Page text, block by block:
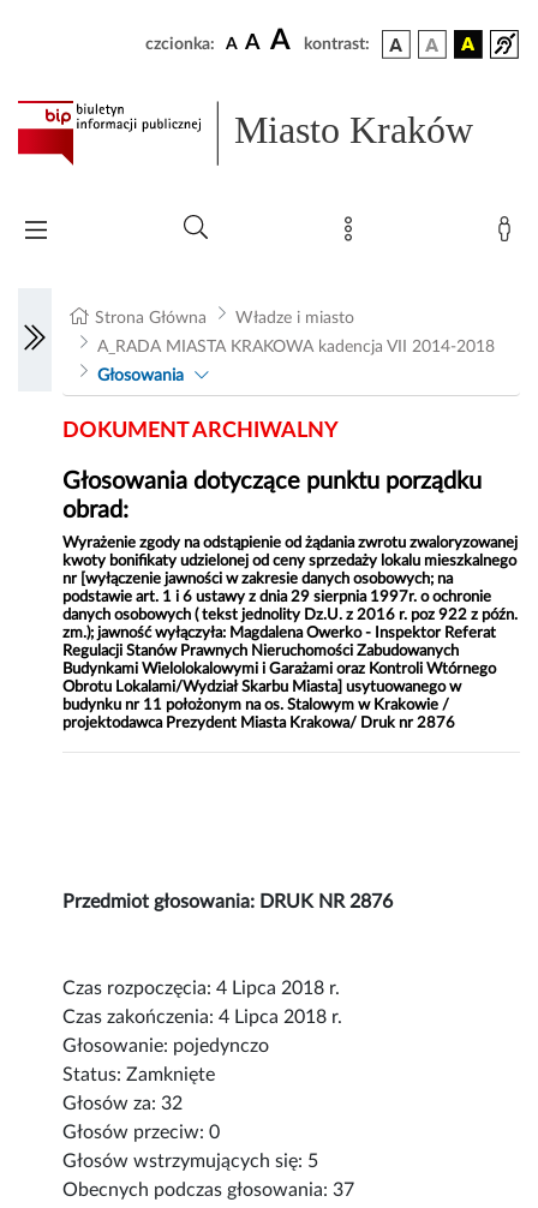
czcionka: A A A kontrast:
Miasto Kraków
Strona Główna
Władze i miasto
A_RADA MIASTA KRAKOWA kadencja VII 2014-2018
Głosowania
DOKUMENT ARCHIWALNY
Głosowania dotyczące punktu porządku
obrad:
Wyrażenie zgody na odstąpienie od żądania zwrotu zwaloryzowanej
kwoty bonifikaty udzielonej od ceny sprzedaży lokalu mieszkalnego
nr [wyłączenie jawności w zakresie danych osobowych; na
podstawie art. 1 i 6 ustawy z dnia 29 sierpnia 1997r. o ochronie
danych osobowych ( tekst jednolity Dz.U. z 2016 r. poz 922 z późn.
zm.); jawność wyłączyła: Magdalena Owerko - Inspektor Referat
Regulacji Stanów Prawnych Nieruchomości Zabudowanych
Budynkami Wielolokalowymi i Garażami oraz Kontroli Wtórnego
Obrotu Lokalami/Wydział Skarbu Miasta] usytuowanego w
budynku nr 11 położonym na os. Stalowym w Krakowie /
projektodawca Prezydent Miasta Krakowa/ Druk nr 2876
Przedmiot głosowania: DRUK NR 2876
Czas rozpoczęcia: 4 Lipca 2018 r.
Czas zakończenia: 4 Lipca 2018 r.
Głosowanie: pojedynczo
Status: Zamknięte
Głosów za: 32
Głosów przeciw: 0
Głosów wstrzymujących się: 5
Obecnych podczas głosowania: 37